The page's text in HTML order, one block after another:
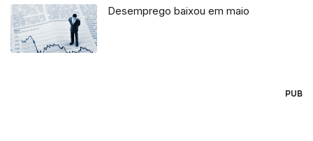
Desemprego baixou em maio
PUB